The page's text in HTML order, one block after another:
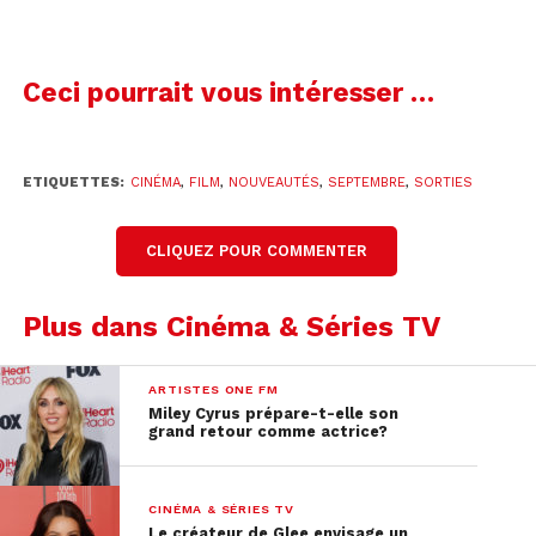
Ceci pourrait vous intéresser …
ETIQUETTES: CINÉMA, FILM, NOUVEAUTÉS, SEPTEMBRE, SORTIES
CLIQUEZ POUR COMMENTER
Plus dans Cinéma & Séries TV
ARTISTES ONE FM
Miley Cyrus prépare-t-elle son
grand retour comme actrice?
CINÉMA & SÉRIES TV